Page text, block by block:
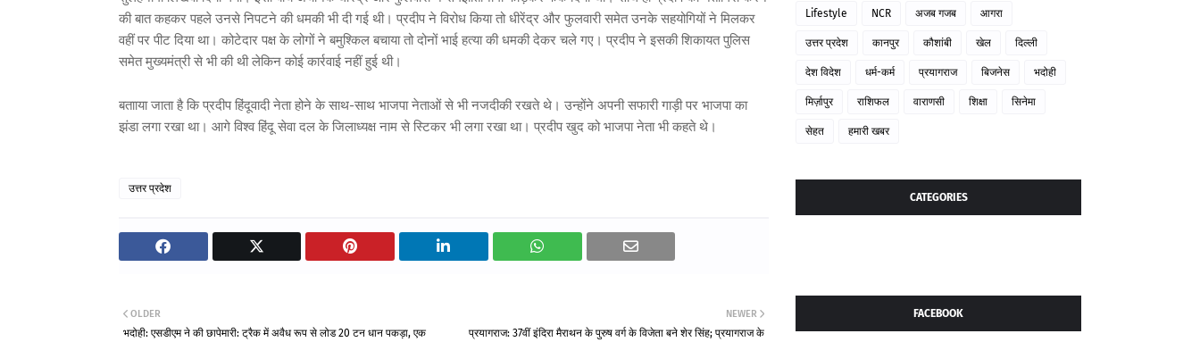
की बात कहकर पहले उनसे निपटने की धमकी भी दी गई थी। प्रदीप ने विरोध किया तो धीरेंद्र और फुलवारी समेत उनके सहयोगियों ने मिलकर
वहीं पर पीट दिया था। कोटेदार पक्ष के लोगों ने बमुश्किल बचाया तो दोनों भाई हत्या की धमकी देकर चले गए। प्रदीप ने इसकी शिकायत पुलिस
समेत मुख्यमंत्री से भी की थी लेकिन कोई कार्रवाई नहीं हुई थी।
बतााया जाता है कि प्रदीप हिंदूवादी नेता होने के साथ-साथ भाजपा नेताओं से भी नजदीकी रखते थे। उन्होंने अपनी सफारी गाड़ी पर भाजपा का
झंडा लगा रखा था। आगे विश्व हिंदू सेवा दल के जिलाध्यक्ष नाम से स्टिकर भी लगा रखा था। प्रदीप खुद को भाजपा नेता भी कहते थे।
उत्तर प्रदेश
NEWER
प्रयागराज: 37वीं इंदिरा मैराथन के पुरुष वर्ग के विजेता बने शेर सिंह; प्रयागराज के
OLDER
भदोही: एसडीएम ने की छापेमारी: ट्रैक में अवैध रूप से लोड 20 टन धान पकड़ा, एक
Lifestyle NCR अजब गजब आगरा
उत्तर प्रदेश कानपुर कौशांबी खेल दिल्ली
देश विदेश धर्म-कर्म प्रयागराज बिजनेस भदोही
मिर्ज़ापुर राशिफल वाराणसी शिक्षा सिनेमा
सेहत हमारी खबर
CATEGORIES
FACEBOOK